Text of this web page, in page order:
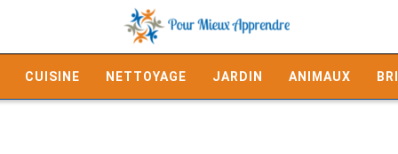
CUISINE NETTOYAGE JARDIN ANIMAUX